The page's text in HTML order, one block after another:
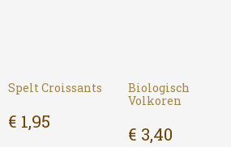
Spelt Croissants
€ 1,95
Biologisch
Volkoren
€ 3,40